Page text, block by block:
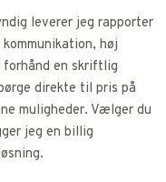
leverer jeg rapporter
høj
forhånd en skriftlig
direkte til pris på
muligheder. Vælger du
jeg en billig